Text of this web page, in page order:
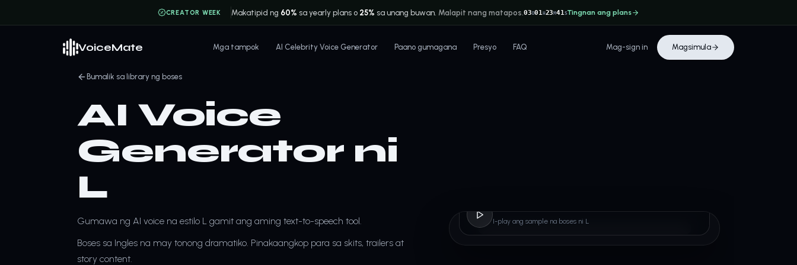
CREATOR WEEK Makatipid ng 60% sa yearly plans o 25% sa unang buwan. Malapit nang matapos.03D01 H23M41 STingnan ang plans
VoiceMate Mga tampok AI Celebrity Voice Generator Paano gumagana Presyo FAQ Mag-sign in Magsimula
Bumalik sa library ng boses
AI Voice
Generator ni
L
Gumawa ng AI voice na estilo L gamit ang aming text-to-speech tool.
Boses sa Ingles na may tonong dramatiko. Pinakaangkop para sa skits, trailers at
story content.
I-play ang sample na boses ni L